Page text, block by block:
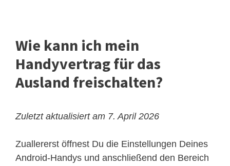
Wie kann ich mein
Handyvertrag für das
Ausland freischalten?
Zuletzt aktualisiert am 7. April 2026
Zuallererst öffnest Du die Einstellungen Deines
Android-Handys und anschließend den Bereich